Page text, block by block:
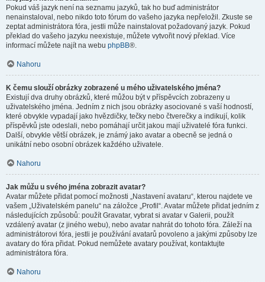
Pokud váš jazyk není na seznamu jazyků, tak ho buď administrátor
nenainstaloval, nebo nikdo toto fórum do vašeho jazyka nepřeložil. Zkuste se
zeptat administrátora fóra, jestli může nainstalovat požadovaný jazyk. Pokud
překlad do vašeho jazyku neexistuje, můžete vytvořit nový překlad. Více
informací můžete najít na webu phpBB®.
Nahoru
K čemu slouží obrázky zobrazené u mého uživatelského jména?
Existují dva druhy obrázků, které můžou být v příspěvcích zobrazeny u
uživatelského jména. Jedním z nich jsou obrázky asociované s vaší hodností,
které obvykle vypadají jako hvězdičky, tečky nebo čtverečky a indikují, kolik
příspěvků jste odeslali, nebo pomáhají určit jakou mají uživatelé fóra funkci.
Další, obvykle větší obrázek, je známý jako avatar a obecně se jedná o
unikátní nebo osobní obrázek každého uživatele.
Nahoru
Jak můžu u svého jména zobrazit avatar?
Avatar můžete přidat pomocí možnosti „Nastavení avataru“, kterou najdete ve
vašem „Uživatelském panelu“ na záložce „Profil“. Avatar můžete přidat jedním z
následujících způsobů: použít Gravatar, vybrat si avatar v Galerii, použít
vzdálený avatar (z jiného webu), nebo avatar nahrát do tohoto fóra. Záleží na
administrátorovi fóra, jestli je používání avatarů povoleno a jakými způsoby lze
avatary do fóra přidat. Pokud nemůžete avatary používat, kontaktujte
administrátora fóra.
Nahoru